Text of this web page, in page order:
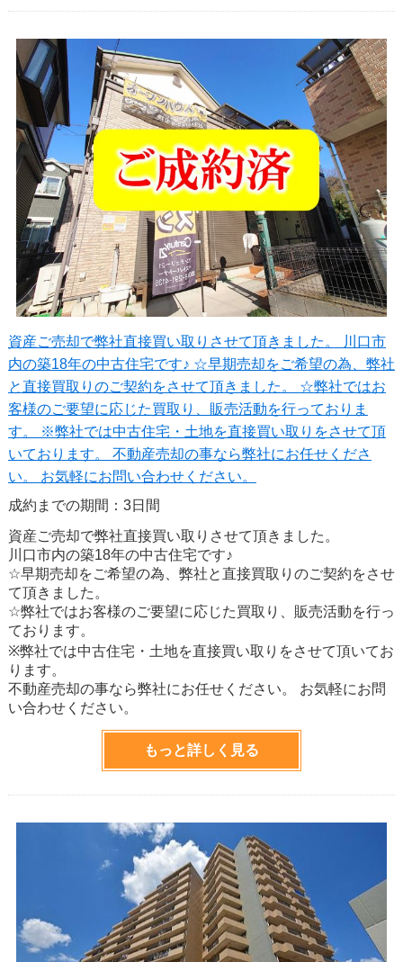
資産ご売却で弊社直接買い取りさせて頂きました。 川口市
内の築18年の中古住宅です♪ ☆早期売却をご希望の為、弊社
と直接買取りのご契約をさせて頂きました。 ☆弊社ではお
客様のご要望に応じた買取り、販売活動を行っておりま
す。 ※弊社では中古住宅・土地を直接買い取りをさせて頂
いております。 不動産売却の事なら弊社にお任せくださ
い。 お気軽にお問い合わせください。
成約までの期間：3日間
資産ご売却で弊社直接買い取りさせて頂きました。
川口市内の築18年の中古住宅です♪
☆早期売却をご希望の為、弊社と直接買取りのご契約をさせ
て頂きました。
☆弊社ではお客様のご要望に応じた買取り、販売活動を行っ
ております。
※弊社では中古住宅・土地を直接買い取りをさせて頂いてお
ります。
不動産売却の事なら弊社にお任せください。 お気軽にお問
い合わせください。
もっと詳しく見る